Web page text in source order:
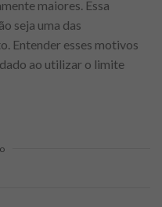
maiores. Essa
seja uma das
Entender esses motivos
ao utilizar o limite